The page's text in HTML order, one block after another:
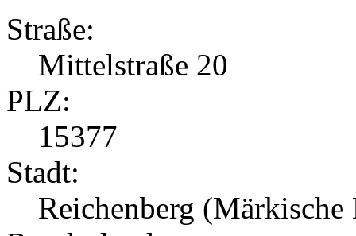
Straße:
Mittelstraße 20
PLZ:
15377
Stadt:
Reichenberg (Märkische